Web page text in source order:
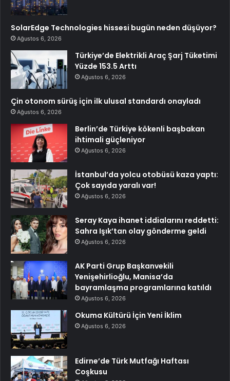
SolarEdge Technologies hissesi bugün neden düşüyor?
Ağustos 6, 2026
Türkiye’de Elektrikli Araç Şarj Tüketimi
Yüzde 153.5 Arttı
Ağustos 6, 2026
Çin otonom sürüş için ilk ulusal standardı onayladı
Ağustos 6, 2026
Berlin’de Türkiye kökenli başbakan
ihtimali güçleniyor
Ağustos 6, 2026
İstanbul’da yolcu otobüsü kaza yaptı:
Çok sayıda yaralı var!
Ağustos 6, 2026
Seray Kaya ihanet iddialarını reddetti:
Sahra Işık’tan olay gönderme geldi
Ağustos 6, 2026
AK Parti Grup Başkanvekili
Yenişehirlioğlu, Manisa’da
bayramlaşma programlarına katıldı
Ağustos 6, 2026
Okuma Kültürü İçin Yeni İklim
Ağustos 6, 2026
Edirne’de Türk Mutfağı Haftası
Coşkusu